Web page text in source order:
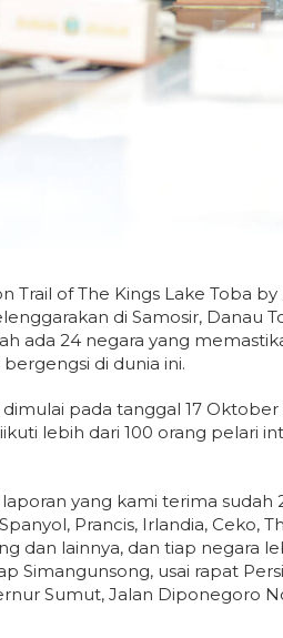
Trail of The Kings Lake Toba by
di Samosir, Danau
ada 24 negara yang
di dunia ini.
pada tanggal 17 Oktober
lebih dari 100 orang pelari
yang kami terima sudah
Prancis, Irlandia, Ceko,
dan lainnya, dan tiap negara
Simangunsong, usai rapat
Sumut, Jalan Diponegoro